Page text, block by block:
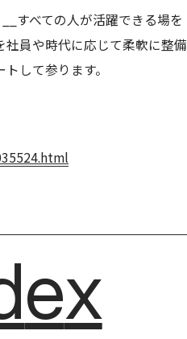
すべての人が活躍できる場を
員や時代に応じて柔軟に整備
して参ります。
ex